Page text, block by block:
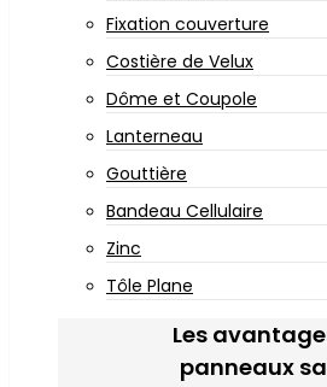
Fixation couverture
Costière de Velux
Dôme et Coupole
Lanterneau
Gouttière
Bandeau Cellulaire
Zinc
Tôle Plane
Les
panneaux